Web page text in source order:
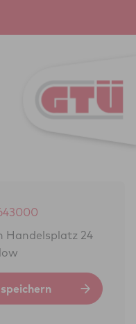
Handelsplatz 24